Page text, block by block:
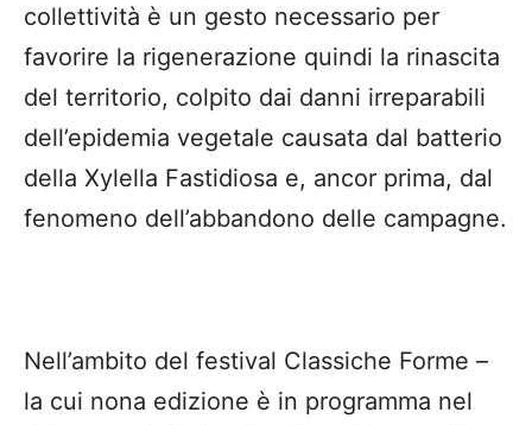
collettività è un gesto necessario per
favorire la rigenerazione quindi la rinascita
del territorio, colpito dai danni irreparabili
dell’epidemia vegetale causata dal batterio
della Xylella Fastidiosa e, ancor prima, dal
fenomeno dell’abbandono delle campagne.
Nell’ambito del festival Classiche Forme –
la cui nona edizione è in programma nel